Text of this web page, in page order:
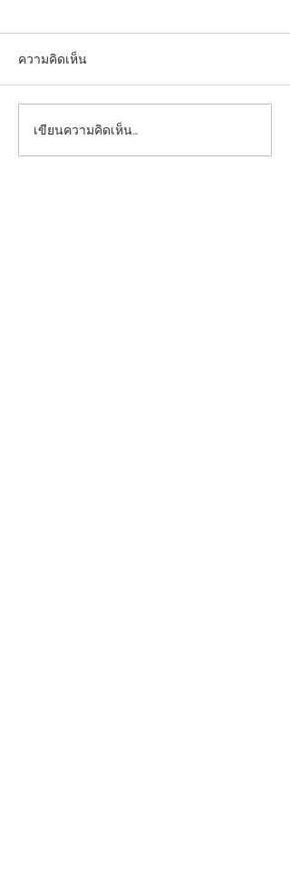
ประกาศคณะแพทยศาสตร์
มหาวิทยาลัยกรุงเทพธนบุรี
ความคิดเห็น
เขียนความคิดเห็น…